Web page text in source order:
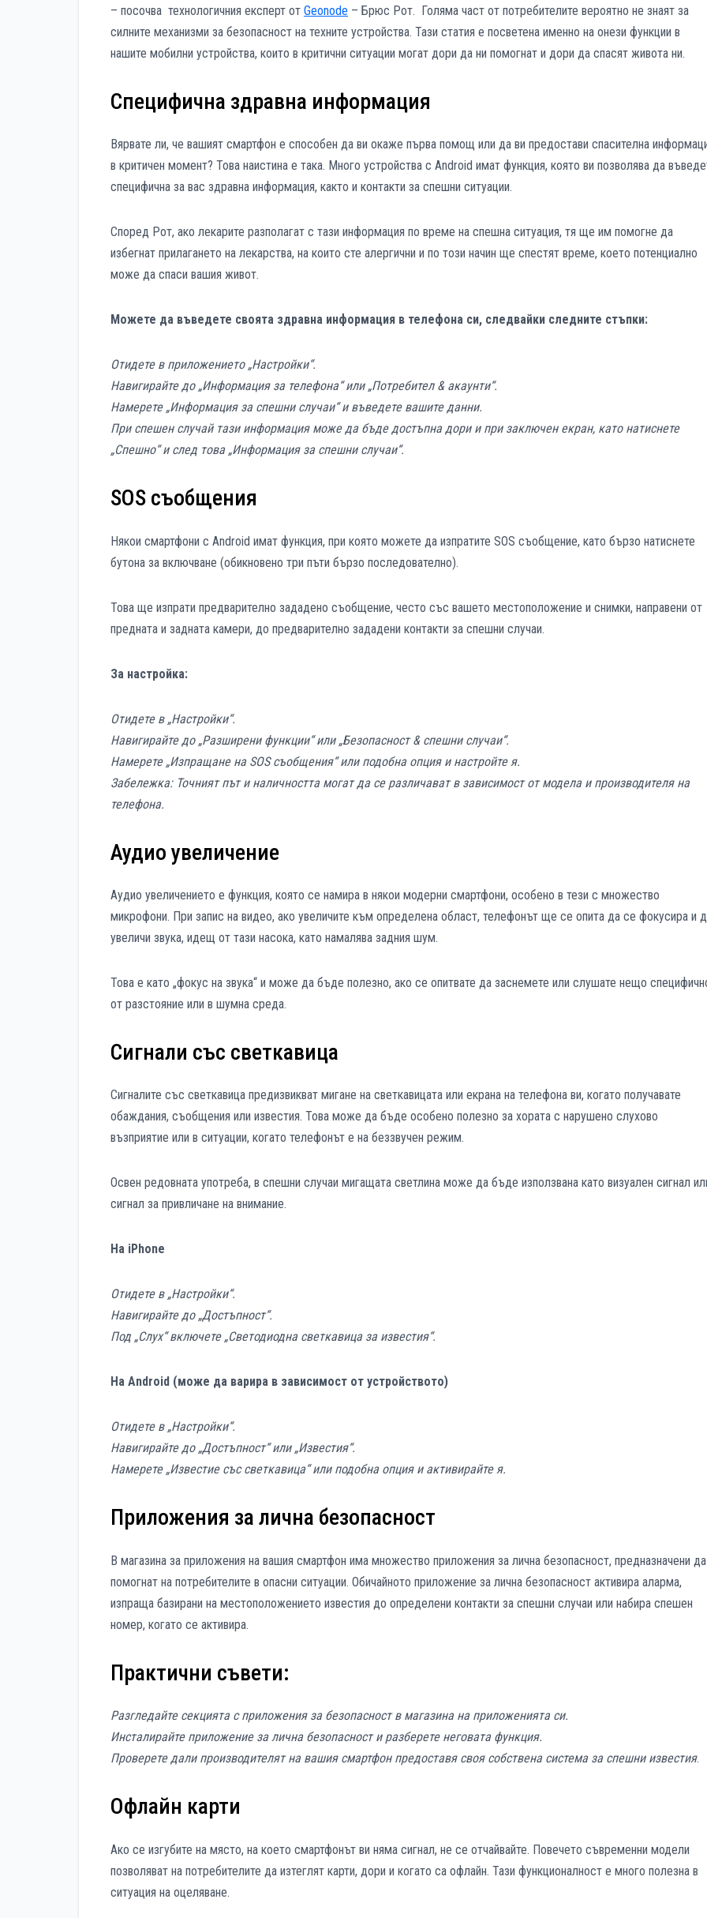
– посочва технологичния експерт от Geonode – Брюс Рот. Голяма част от потребителите вероятно не знаят за
силните механизми за безопасност на техните устройства. Тази статия е посветена именно на онези функции в
нашите мобилни устройства, които в критични ситуации могат дори да ни помогнат и дори да спасят живота ни.
Специфична здравна информация
Вярвате ли, че вашият смартфон е способен да ви окаже първа помощ или да ви предостави спасителна
в критичен момент? Това наистина е така. Много устройства с Android имат функция, която ви позволява да
специфична за вас здравна информация, както и контакти за спешни ситуации.
Според Рот, ако лекарите разполагат с тази информация по време на спешна ситуация, тя ще им помогне да
избегнат прилагането на лекарства, на които сте алергични и по този начин ще спестят време, което потенциално
може да спаси вашия живот.
Можете да въведете своята здравна информация в телефона си, следвайки следните стъпки:
Отидете в приложението „Настройки“.
Навигирайте до „Информация за телефона“ или „Потребител & акаунти“.
Намерете „Информация за спешни случаи“ и въведете вашите данни.
При спешен случай тази информация може да бъде достъпна дори и при заключен екран, като натиснете
„Спешно“ и след това „Информация за спешни случаи“.
SOS съобщения
Някои смартфони с Android имат функция, при която можете да изпратите SOS съобщение, като бързо натиснете
бутона за включване (обикновено три пъти бързо последователно).
Това ще изпрати предварително зададено съобщение, често със вашето местоположение и снимки, направени от
предната и задната камери, до предварително зададени контакти за спешни случаи.
За настройка:
Отидете в „Настройки“.
Навигирайте до „Разширени функции“ или „Безопасност & спешни случаи“.
Намерете „Изпращане на SOS съобщения“ или подобна опция и настройте я.
Забележка: Точният път и наличността могат да се различават в зависимост от модела и производителя на
телефона.
Аудио увеличение
Аудио увеличението е функция, която се намира в някои модерни смартфони, особено в тези с множество
микрофони. При запис на видео, ако увеличите към определена област, телефонът ще се опита да се фокусира и
увеличи звука, идещ от тази насока, като намалява задния шум.
Това е като „фокус на звука“ и може да бъде полезно, ако се опитвате да заснемете или слушате нещо
от разстояние или в шумна среда.
Сигнали със светкавица
Сигналите със светкавица предизвикват мигане на светкавицата или екрана на телефона ви, когато получавате
обаждания, съобщения или известия. Това може да бъде особено полезно за хората с нарушено слухово
възприятие или в ситуации, когато телефонът е на беззвучен режим.
Освен редовната употреба, в спешни случаи мигащата светлина може да бъде използвана като визуален сигнал
сигнал за привличане на внимание.
На iPhone
Отидете в „Настройки“.
Навигирайте до „Достъпност“.
Под „Слух“ включете „Светодиодна светкавица за известия“.
На Android (може да варира в зависимост от устройството)
Отидете в „Настройки“.
Навигирайте до „Достъпност“ или „Известия“.
Намерете „Известие със светкавица“ или подобна опция и активирайте я.
Приложения за лична безопасност
В магазина за приложения на вашия смартфон има множество приложения за лична безопасност, предназначени да
помогнат на потребителите в опасни ситуации. Обичайното приложение за лична безопасност активира аларма,
изпраща базирани на местоположението известия до определени контакти за спешни случаи или набира спешен
номер, когато се активира.
Практични съвети:
Разгледайте секцията с приложения за безопасност в магазина на приложенията си.
Инсталирайте приложение за лична безопасност и разберете неговата функция.
Проверете дали производителят на вашия смартфон предоставя своя собствена система за спешни известия.
Офлайн карти
Ако се изгубите на място, на което смартфонът ви няма сигнал, не се отчайвайте. Повечето съвременни модели
позволяват на потребителите да изтеглят карти, дори и когато са офлайн. Тази функционалност е много полезна в
ситуация на оцеляване.